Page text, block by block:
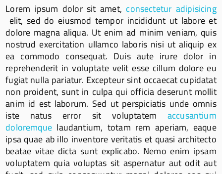
Lorem ipsum dolor sit amet, consectetur adipisicing
elit, sed do eiusmod tempor incididunt ut labore et
dolore magna aliqua. Ut enim ad minim veniam, quis
nostrud exercitation ullamco laboris nisi ut aliquip ex
ea commodo consequat. Duis aute irure dolor in
reprehenderit in voluptate velit esse cillum dolore eu
fugiat nulla pariatur. Excepteur sint occaecat cupidatat
non proident, sunt in culpa qui officia deserunt mollit
anim id est laborum. Sed ut perspiciatis unde omnis
iste natus error sit voluptatem accusantium
doloremque laudantium, totam rem aperiam, eaque
ipsa quae ab illo inventore veritatis et quasi architecto
beatae vitae dicta sunt explicabo. Nemo enim ipsam
voluptatem quia voluptas sit aspernatur aut odit aut